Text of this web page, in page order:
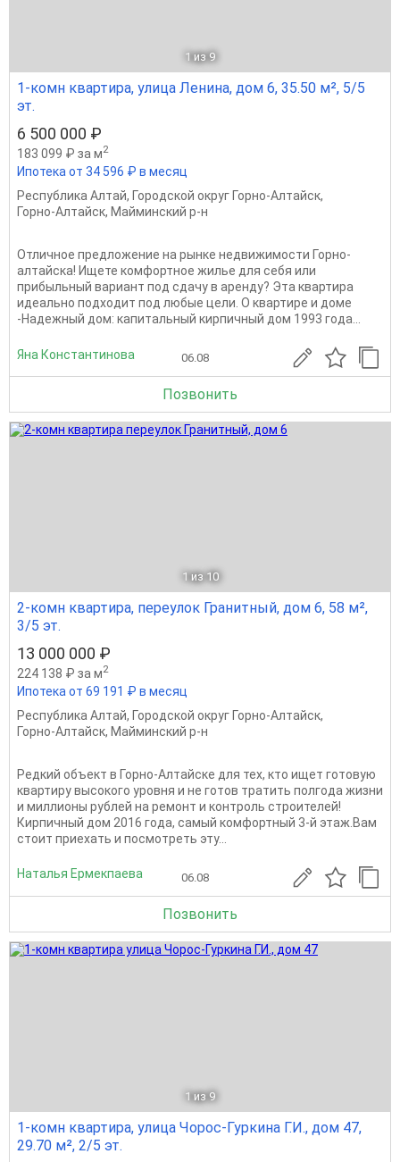
1 из 9
1-комн квартира, улица Ленина, дом 6, 35.50 м², 5/5
эт.
6 500 000 ₽
183 099 ₽ за м2
Ипотека от 34 596 ₽ в месяц
Республика Алтай, Городской округ Горно-Алтайск,
Горно-Алтайск, Майминский р-н
Отличное предложение на рынке недвижимости Горно-
алтайска! Ищете комфортное жилье для себя или
прибыльный вариант под сдачу в аренду? Эта квартира
идеально подходит под любые цели. О квартире и доме
-Надежный дом: капитальный кирпичный дом 1993 года...
Яна Константинова 06.08
Позвонить
1 из 10
2-комн квартира, переулок Гранитный, дом 6, 58 м²,
3/5 эт.
13 000 000 ₽
224 138 ₽ за м2
Ипотека от 69 191 ₽ в месяц
Республика Алтай, Городской округ Горно-Алтайск,
Горно-Алтайск, Майминский р-н
Редкий объект в Горно-Алтайске для тех, кто ищет готовую
квартиру высокого уровня и не готов тратить полгода жизни
и миллионы рублей на ремонт и контроль строителей!
Кирпичный дом 2016 года, самый комфортный 3-й этаж.Вам
стоит приехать и посмотреть эту...
Наталья Ермекпаева 06.08
Позвонить
1 из 9
1-комн квартира, улица Чорос-Гуркина Г.И., дом 47,
29.70 м², 2/5 эт.